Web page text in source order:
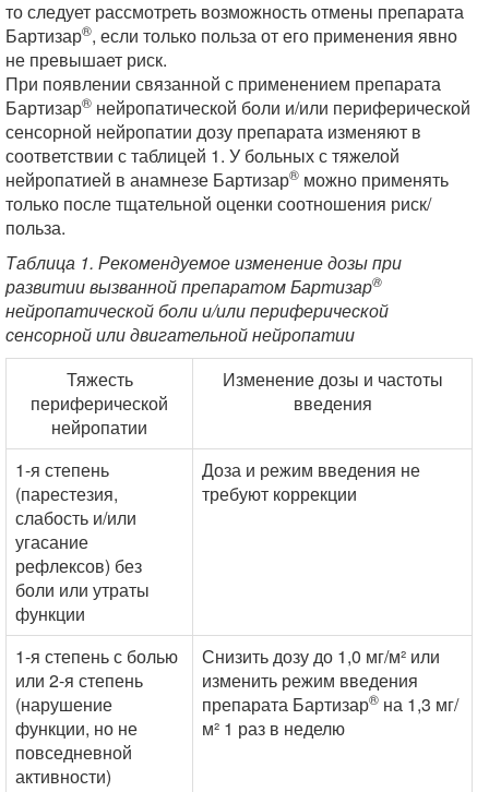
то следует рассмотреть возможность отмены препарата
Бартизар®, если только польза от его применения явно
не превышает риск.
При появлении связанной с применением препарата
Бартизар® нейропатической боли и/или периферической
сенсорной нейропатии дозу препарата изменяют в
соответствии с таблицей 1. У больных с тяжелой
нейропатией в анамнезе Бартизар® можно применять
только после тщательной оценки соотношения риск/
польза.
Таблица 1. Рекомендуемое изменение дозы при
развитии вызванной препаратом Бартизар®
нейропатической боли и/или периферической
сенсорной или двигательной нейропатии
Тяжесть
периферической
нейропатии
Изменение дозы и частоты
введения
1-я степень
(парестезия,
слабость и/или
угасание
рефлексов) без
боли или утраты
функции
Доза и режим введения не
требуют коррекции
1-я степень с болью
или 2-я степень
(нарушение
функции, но не
повседневной
активности)
Снизить дозу до 1,0 мг/м² или
изменить режим введения
препарата Бартизар® на 1,3 мг/
м² 1 раз в неделю